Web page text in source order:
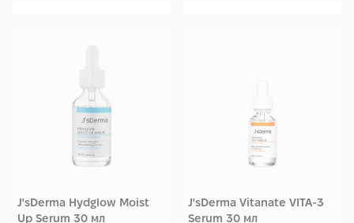
J'sDerma Hydglow Moist
Up Serum 30 мл
J'sDerma Vitanate VITA-3
Serum 30 мл